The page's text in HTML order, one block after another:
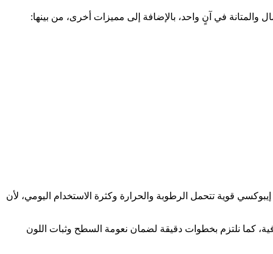
والمتانة في آنٍ واحد، بالإضافة إلى مميزات أخرى، من بينها:
قوية تتحمل الرطوبة والحرارة وكثرة الاستخدام اليومي، لأن
كما نلتزم بخطوات دقيقة لضمان نعومة السطح وثبات اللون